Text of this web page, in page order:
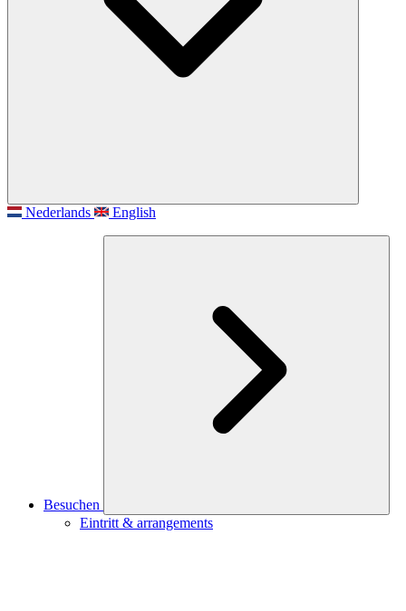
Nederlands English
Besuchen
Eintritt & arrangements